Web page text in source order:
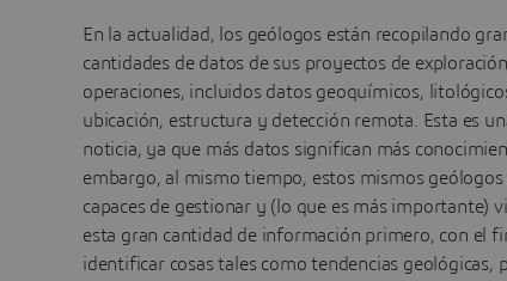
En la actualidad, los geólogos están recopilando
cantidades de datos de sus proyectos de
operaciones, incluidos datos geoquímicos,
ubicación, estructura y detección remota. Esta es
noticia, ya que más datos significan más
embargo, al mismo tiempo, estos mismos geólogos
capaces de gestionar y (lo que es más importante)
esta gran cantidad de información primero, con el
identificar cosas tales como tendencias geológicas,